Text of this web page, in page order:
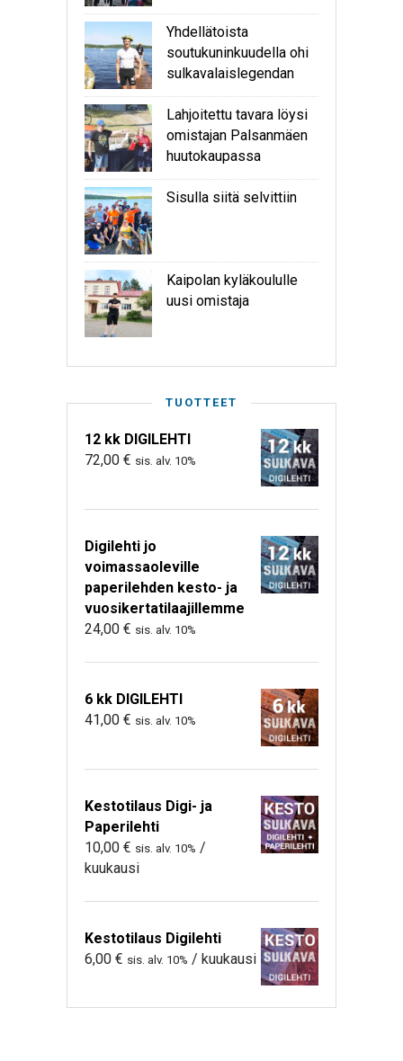
Yhdellätoista
soutukuninkuudella ohi
sulkavalaislegendan
Lahjoitettu tavara löysi
omistajan Palsanmäen
huutokaupassa
Sisulla siitä selvittiin
Kaipolan kyläkoululle
uusi omistaja
TUOTTEET
12 kk DIGILEHTI
72,00 € sis. alv. 10%
Digilehti jo
voimassaoleville
paperilehden kesto- ja
vuosikertatilaajillemme
24,00 € sis. alv. 10%
6 kk DIGILEHTI
41,00 € sis. alv. 10%
Kestotilaus Digi- ja
Paperilehti
10,00 € sis. alv. 10% /
kuukausi
Kestotilaus Digilehti
6,00 € sis. alv. 10% / kuukausi